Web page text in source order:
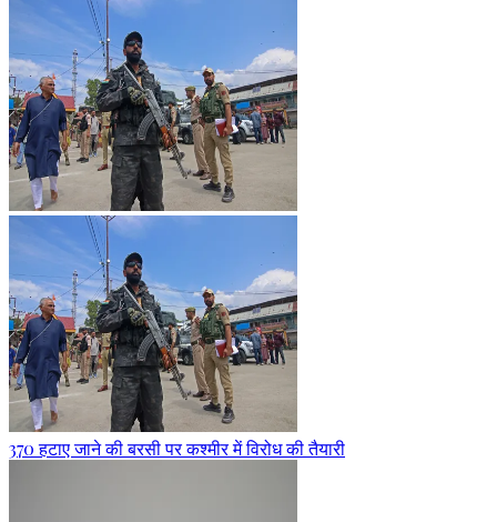
370 हटाए जाने की बरसी पर कश्मीर में विरोध की तैयारी